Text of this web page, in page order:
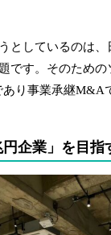
としているのは
です。そのため
り事業承継M&A
円企業」を目